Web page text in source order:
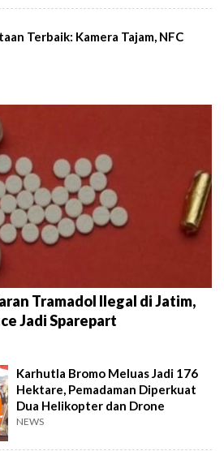
Terbaik: Kamera Tajam, NFC
Tramadol Ilegal di Jatim,
Jadi Sparepart
Karhutla Bromo Meluas Jadi 176
Hektare, Pemadaman Diperkuat
Dua Helikopter dan Drone
NEWS